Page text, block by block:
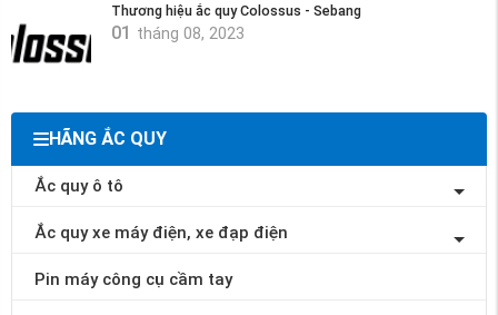
Thương hiệu ắc quy Colossus - Sebang
01 tháng 08, 2023
HÃNG ẮC QUY
Ắc quy ô tô
Ắc quy xe máy điện, xe đạp điện
Pin máy công cụ cầm tay